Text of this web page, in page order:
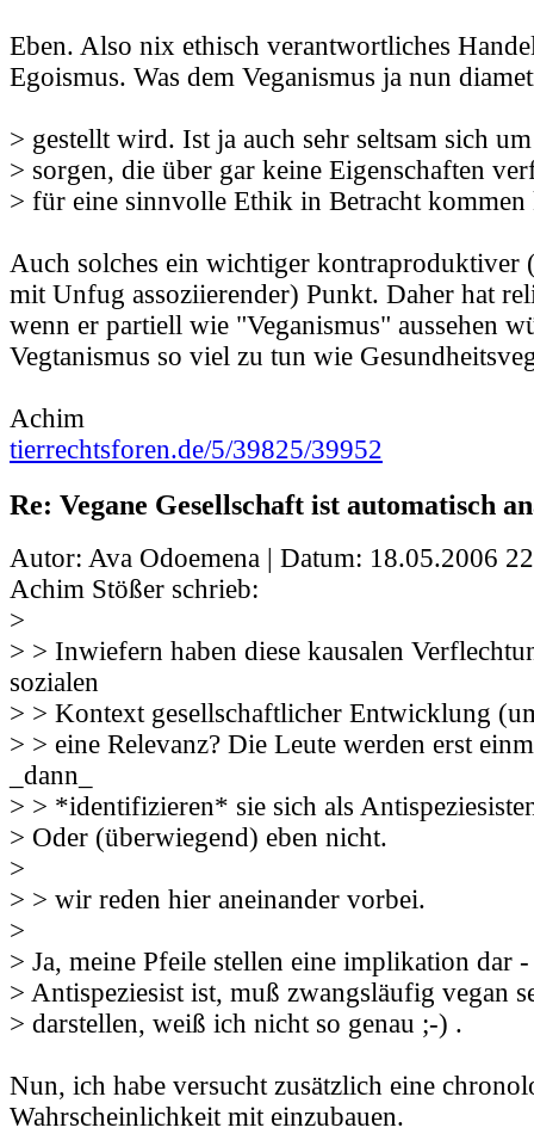
Eben. Also nix ethisch verantwortliches
Egoismus. Was dem Veganismus ja nun
> gestellt wird. Ist ja auch sehr seltsam sich
> sorgen, die über gar keine Eigenschaften
> für eine sinnvolle Ethik in Betracht kommen
Auch solches ein wichtiger kontraproduktiver
mit Unfug assoziierender) Punkt. Daher hat
wenn er partiell wie "Veganismus" aussehen
Vegtanismus so viel zu tun wie
Achim
tierrechtsforen.de/5/39825/39952
Re: Vegane Gesellschaft ist automatisch
Autor: Ava Odoemena | Datum: 18.05.2006
Achim Stößer schrieb:
>
> > Inwiefern haben diese kausalen
sozialen
> > Kontext gesellschaftlicher Entwicklung
> > eine Relevanz? Die Leute werden erst
_dann_
> > *identifizieren* sie sich als
> Oder (überwiegend) eben nicht.
>
> > wir reden hier aneinander vorbei.
>
> Ja, meine Pfeile stellen eine implikation dar
> Antispeziesist ist, muß zwangsläufig vegan
> darstellen, weiß ich nicht so genau ;-) .
Nun, ich habe versucht zusätzlich eine
Wahrscheinlichkeit mit einzubauen.